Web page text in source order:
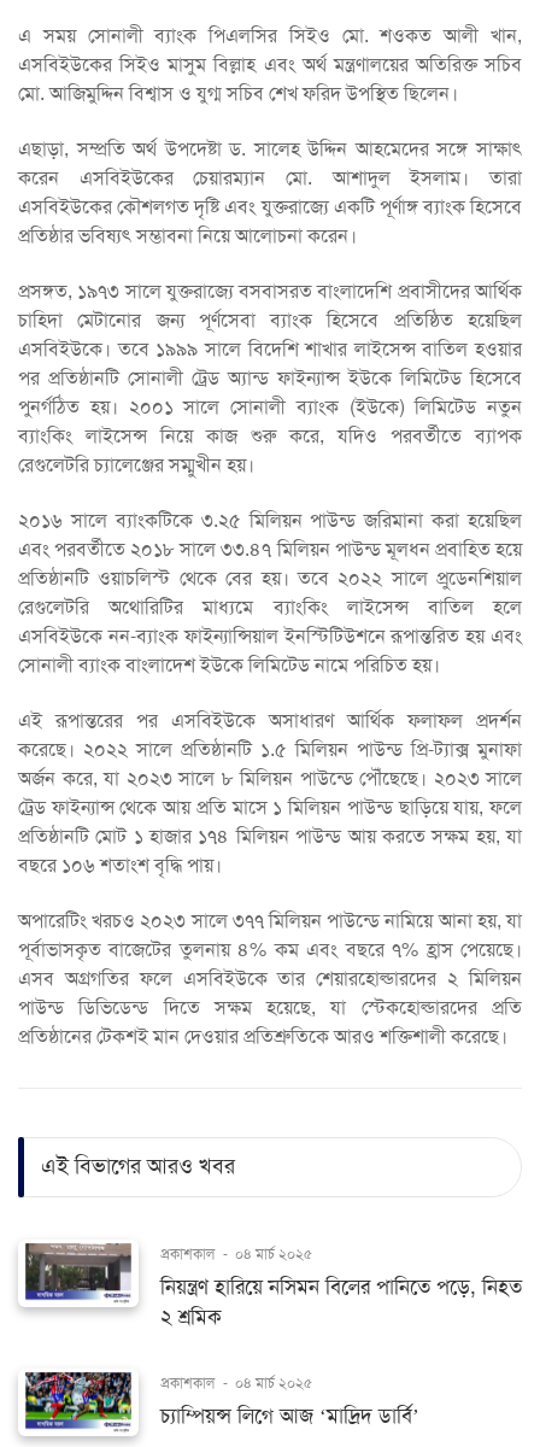
এ সময় সোনালী ব্যাংক পিএলসির সিইও মো. শওকত আলী খান,
এসবিইউকের সিইও মাসুম বিল্লাহ এবং অর্থ মন্ত্রণালয়ের অতিরিক্ত সচিব
মো. আজিমুদ্দিন বিশ্বাস ও যুগ্ম সচিব শেখ ফরিদ উপস্থিত ছিলেন।
এছাড়া, সম্প্রতি অর্থ উপদেষ্টা ড. সালেহ উদ্দিন আহমেদের সঙ্গে সাক্ষাৎ
করেন এসবিইউকের চেয়ারম্যান মো. আশাদুল ইসলাম। তারা
এসবিইউকের কৌশলগত দৃষ্টি এবং যুক্তরাজ্যে একটি পূর্ণাঙ্গ ব্যাংক হিসেবে
প্রতিষ্ঠার ভবিষ্যৎ সম্ভাবনা নিয়ে আলোচনা করেন।
প্রসঙ্গত, ১৯৭৩ সালে যুক্তরাজ্যে বসবাসরত বাংলাদেশি প্রবাসীদের আর্থিক
চাহিদা মেটানোর জন্য পূর্ণসেবা ব্যাংক হিসেবে প্রতিষ্ঠিত হয়েছিল
এসবিইউকে। তবে ১৯৯৯ সালে বিদেশি শাখার লাইসেন্স বাতিল হওয়ার
পর প্রতিষ্ঠানটি সোনালী ট্রেড অ্যান্ড ফাইন্যান্স ইউকে লিমিটেড হিসেবে
পুনর্গঠিত হয়। ২০০১ সালে সোনালী ব্যাংক (ইউকে) লিমিটেড নতুন
ব্যাংকিং লাইসেন্স নিয়ে কাজ শুরু করে, যদিও পরবর্তীতে ব্যাপক
রেগুলেটরি চ্যালেঞ্জের সম্মুখীন হয়।
২০১৬ সালে ব্যাংকটিকে ৩.২৫ মিলিয়ন পাউন্ড জরিমানা করা হয়েছিল
এবং পরবর্তীতে ২০১৮ সালে ৩৩.৪৭ মিলিয়ন পাউন্ড মূলধন প্রবাহিত হয়ে
প্রতিষ্ঠানটি ওয়াচলিস্ট থেকে বের হয়। তবে ২০২২ সালে প্রুডেনশিয়াল
রেগুলেটরি অথোরিটির মাধ্যমে ব্যাংকিং লাইসেন্স বাতিল হলে
এসবিইউকে নন-ব্যাংক ফাইন্যান্সিয়াল ইনস্টিটিউশনে রূপান্তরিত হয় এবং
সোনালী ব্যাংক বাংলাদেশ ইউকে লিমিটেড নামে পরিচিত হয়।
এই রূপান্তরের পর এসবিইউকে অসাধারণ আর্থিক ফলাফল প্রদর্শন
করেছে। ২০২২ সালে প্রতিষ্ঠানটি ১.৫ মিলিয়ন পাউন্ড প্রি-ট্যাক্স মুনাফা
অর্জন করে, যা ২০২৩ সালে ৮ মিলিয়ন পাউন্ডে পৌঁছেছে। ২০২৩ সালে
ট্রেড ফাইন্যান্স থেকে আয় প্রতি মাসে ১ মিলিয়ন পাউন্ড ছাড়িয়ে যায়, ফলে
প্রতিষ্ঠানটি মোট ১ হাজার ১৭৪ মিলিয়ন পাউন্ড আয় করতে সক্ষম হয়, যা
বছরে ১০৬ শতাংশ বৃদ্ধি পায়।
অপারেটিং খরচও ২০২৩ সালে ৩৭৭ মিলিয়ন পাউন্ডে নামিয়ে আনা হয়, যা
পূর্বাভাসকৃত বাজেটের তুলনায় ৪% কম এবং বছরে ৭% হ্রাস পেয়েছে।
এসব অগ্রগতির ফলে এসবিইউকে তার শেয়ারহোল্ডারদের ২ মিলিয়ন
পাউন্ড ডিভিডেন্ড দিতে সক্ষম হয়েছে, যা স্টেকহোল্ডারদের প্রতি
প্রতিষ্ঠানের টেকশই মান দেওয়ার প্রতিশ্রুতিকে আরও শক্তিশালী করেছে।
এই বিভাগের আরও খবর
প্রকাশকাল - ০৪ মার্চ ২০২৫
নিয়ন্ত্রণ হারিয়ে নসিমন বিলের পানিতে পড়ে, নিহত
২ শ্রমিক
প্রকাশকাল - ০৪ মার্চ ২০২৫
চ্যাম্পিয়ন্স লিগে আজ ‘মাদ্রিদ ডার্বি’